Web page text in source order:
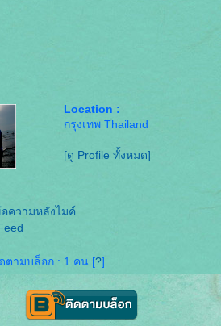
Location :
กรุงเทพ Thailand
[ดู Profile ทั้งหมด]
ความหลังไมค์
ตามบล็อก : 1 คน [?]